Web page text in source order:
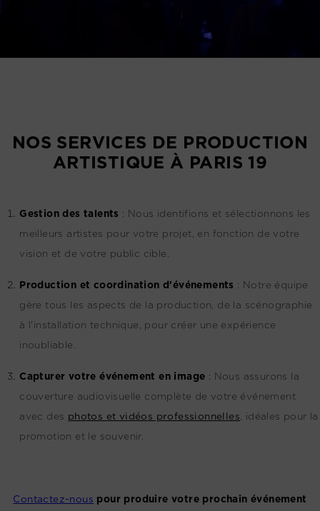
NOS SERVICES DE PRODUCTION
ARTISTIQUE À PARIS 19
Gestion des talents : Nous identifions et sélectionnons les
meilleurs artistes pour votre projet, en fonction de votre
vision et de votre public cible.
Production et coordination d'événements : Notre équipe
gère tous les aspects de la production, de la scénographie
à l'installation technique, pour créer une expérience
inoubliable.
Capturer votre événement en image : Nous assurons la
couverture audiovisuelle complète de votre événement
avec des photos et vidéos professionnelles, idéales pour la
promotion et le souvenir.
Contactez-nous pour produire votre prochain événement